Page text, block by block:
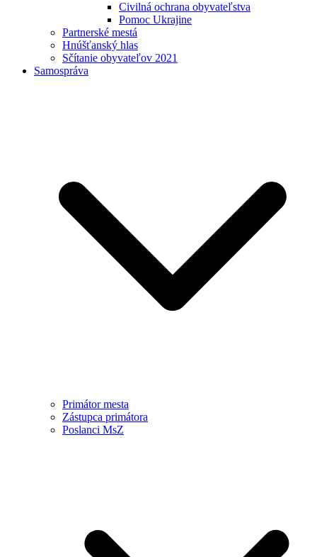
Civilná ochrana obyvateľstva
Pomoc Ukrajine
Partnerské mestá
Hnúšťanský hlas
Sčítanie obyvateľov 2021
Samospráva
Primátor mesta
Zástupca primátora
Poslanci MsZ